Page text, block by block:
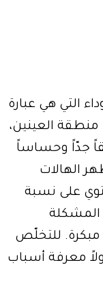
التي هي عبارة
العينين،
جدّاً وحساساً
الهالات
على نسبة
المشكلة
للتخلّص
معرفة أسباب